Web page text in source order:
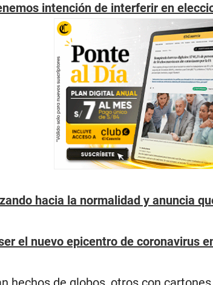
intención de interferir en
hacia la normalidad y anuncia
el nuevo epicentro de coronavirus